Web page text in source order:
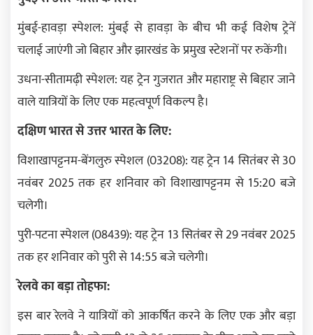
मुंबई-हावड़ा स्पेशल: मुंबई से हावड़ा के बीच भी कई विशेष ट्रेनें
चलाई जाएंगी जो बिहार और झारखंड के प्रमुख स्टेशनों पर रुकेंगी।
उधना-सीतामढ़ी स्पेशल: यह ट्रेन गुजरात और महाराष्ट्र से बिहार जाने
वाले यात्रियों के लिए एक महत्वपूर्ण विकल्प है।
दक्षिण भारत से उत्तर भारत के लिए:
विशाखापट्टनम-बेंगलुरु स्पेशल (03208): यह ट्रेन 14 सितंबर से 30
नवंबर 2025 तक हर शनिवार को विशाखापट्टनम से 15:20 बजे
चलेगी।
पुरी-पटना स्पेशल (08439): यह ट्रेन 13 सितंबर से 29 नवंबर 2025
तक हर शनिवार को पुरी से 14:55 बजे चलेगी।
रेलवे का बड़ा तोहफा:
इस बार रेलवे ने यात्रियों को आकर्षित करने के लिए एक और बड़ा